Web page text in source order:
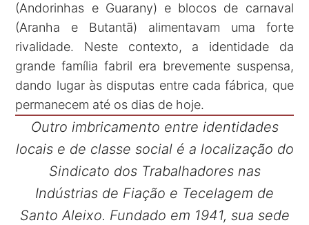
(Andorinhas e Guarany) e blocos de carnaval
(Aranha e Butantã) alimentavam uma forte
rivalidade. Neste contexto, a identidade da
grande família fabril era brevemente suspensa,
dando lugar às disputas entre cada fábrica, que
permanecem até os dias de hoje.
Outro imbricamento entre identidades
locais e de classe social é a localização do
Sindicato dos Trabalhadores nas
Indústrias de Fiação e Tecelagem de
Santo Aleixo. Fundado em 1941, sua sede